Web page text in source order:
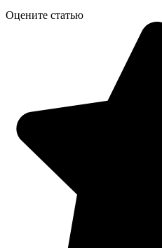
Оцените статью